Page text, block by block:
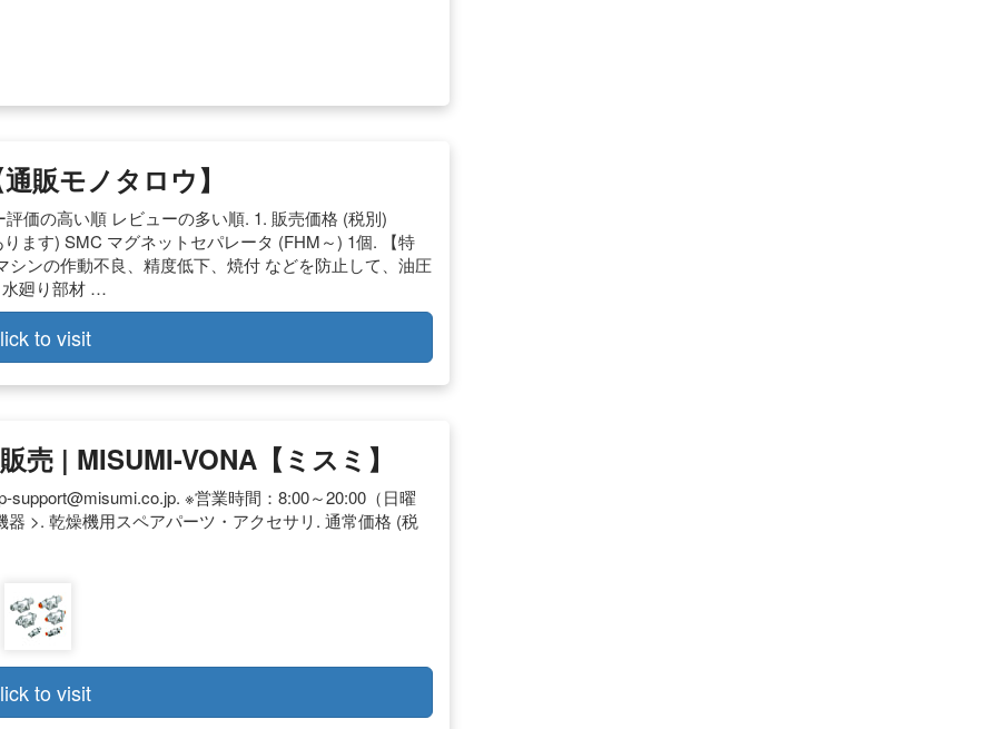
販モノタロウ】
価の高い順 レビューの多い順. 1. 販売価格 (税別)
ます) SMC マグネットセパレータ (FHM～) 1個. 【特
ンの作動不良、精度低下、焼付 などを防止して、油圧
水廻り部材 …
to visit
売 | MISUMI-VONA【ミスミ】
support@misumi.co.jp. ※営業時間：8:00～20:00（日曜
>. 乾燥機用スペアパーツ・アクセサリ. 通常価格 (税
to visit